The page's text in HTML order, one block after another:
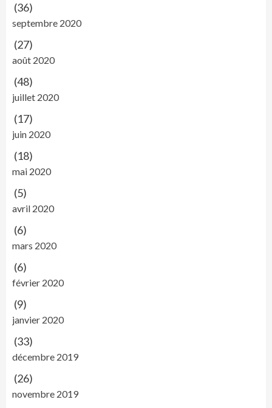
(36)
septembre 2020
(27)
août 2020
(48)
juillet 2020
(17)
juin 2020
(18)
mai 2020
(5)
avril 2020
(6)
mars 2020
(6)
février 2020
(9)
janvier 2020
(33)
décembre 2019
(26)
novembre 2019